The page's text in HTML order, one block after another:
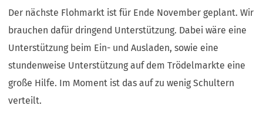
Der nächste Flohmarkt ist für Ende November geplant. Wir
brauchen dafür dringend Unterstützung. Dabei wäre eine
Unterstützung beim Ein- und Ausladen, sowie eine
stundenweise Unterstützung auf dem Trödelmarkte eine
große Hilfe. Im Moment ist das auf zu wenig Schultern
verteilt.